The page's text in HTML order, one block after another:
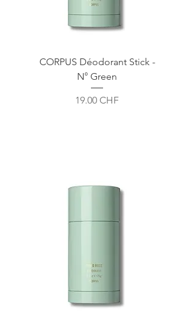
CORPUS Déodorant Stick -
N° Green
Prix
19.00 CHF